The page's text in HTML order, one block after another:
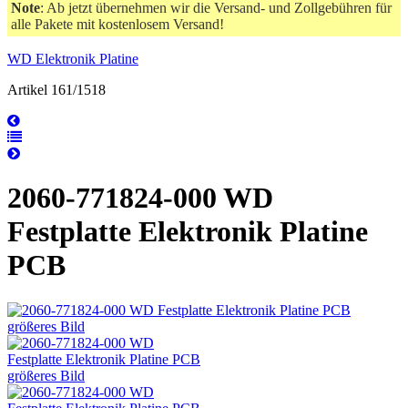
Note: Ab jetzt übernehmen wir die Versand- und Zollgebühren für
alle Pakete mit kostenlosem Versand!
WD Elektronik Platine
Artikel 161/1518
2060-771824-000 WD
Festplatte Elektronik Platine
PCB
größeres Bild
größeres Bild